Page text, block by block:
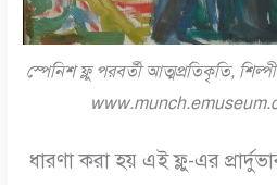
স্পেনিশ ফ্লু পরবর্তী আত্মপ্রতিকৃতি,
ধারণা করা হয় এই ফ্লু-এর